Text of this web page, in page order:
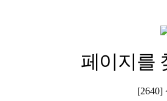
페이지를
[2640]